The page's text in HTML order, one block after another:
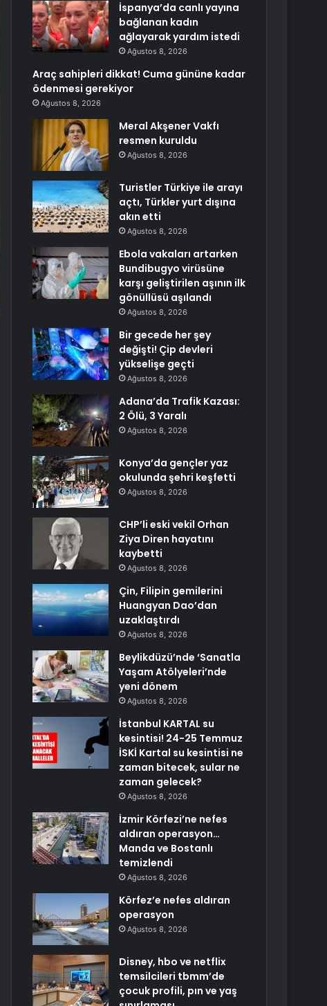
İspanya’da canlı yayına
bağlanan kadın
ağlayarak yardım istedi
Ağustos 8, 2026
Araç sahipleri dikkat! Cuma gününe kadar
ödenmesi gerekiyor
Ağustos 8, 2026
Meral Akşener Vakfı
resmen kuruldu
Ağustos 8, 2026
Turistler Türkiye ile arayı
açtı, Türkler yurt dışına
akın etti
Ağustos 8, 2026
Ebola vakaları artarken
Bundibugyo virüsüne
karşı geliştirilen aşının ilk
gönüllüsü aşılandı
Ağustos 8, 2026
Bir gecede her şey
değişti! Çip devleri
yükselişe geçti
Ağustos 8, 2026
Adana’da Trafik Kazası:
2 Ölü, 3 Yaralı
Ağustos 8, 2026
Konya’da gençler yaz
okulunda şehri keşfetti
Ağustos 8, 2026
CHP’li eski vekil Orhan
Ziya Diren hayatını
kaybetti
Ağustos 8, 2026
Çin, Filipin gemilerini
Huangyan Dao’dan
uzaklaştırdı
Ağustos 8, 2026
Beylikdüzü’nde ‘Sanatla
Yaşam Atölyeleri’nde
yeni dönem
Ağustos 8, 2026
İstanbul KARTAL su
kesintisi! 24-25 Temmuz
İSKİ Kartal su kesintisi ne
zaman bitecek, sular ne
zaman gelecek?
Ağustos 8, 2026
İzmir Körfezi’ne nefes
aldıran operasyon…
Manda ve Bostanlı
temizlendi
Ağustos 8, 2026
Körfez’e nefes aldıran
operasyon
Ağustos 8, 2026
Disney, hbo ve netflix
temsilcileri tbmm’de
çocuk profili, pın ve yaş